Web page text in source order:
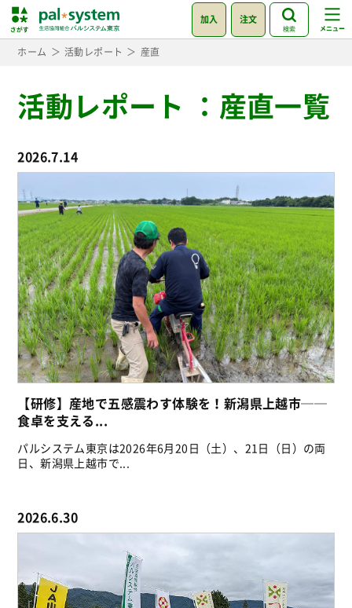
加入 注文
検索
ホーム 活動レポート 産直
活動レポート ： 産直一覧
2026.7.14
【研修】産地で五感震わす体験を！新潟県上越市──
食卓を支える...
パルシステム東京は2026年6月20日（土）、21日（日）の両
日、新潟県上越市で...
2026.6.30